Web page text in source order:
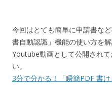
今回はとても簡単に申請書な
書自動認識」機能の使い方を解
Youtube動画として公開され
い。
3分で分かる！「瞬簡PDF 書